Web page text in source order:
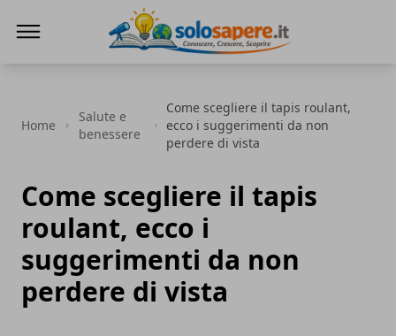
Home
Salute e
benessere
Come scegliere il tapis roulant,
ecco i suggerimenti da non
perdere di vista
Come scegliere il tapis
roulant, ecco i
suggerimenti da non
perdere di vista